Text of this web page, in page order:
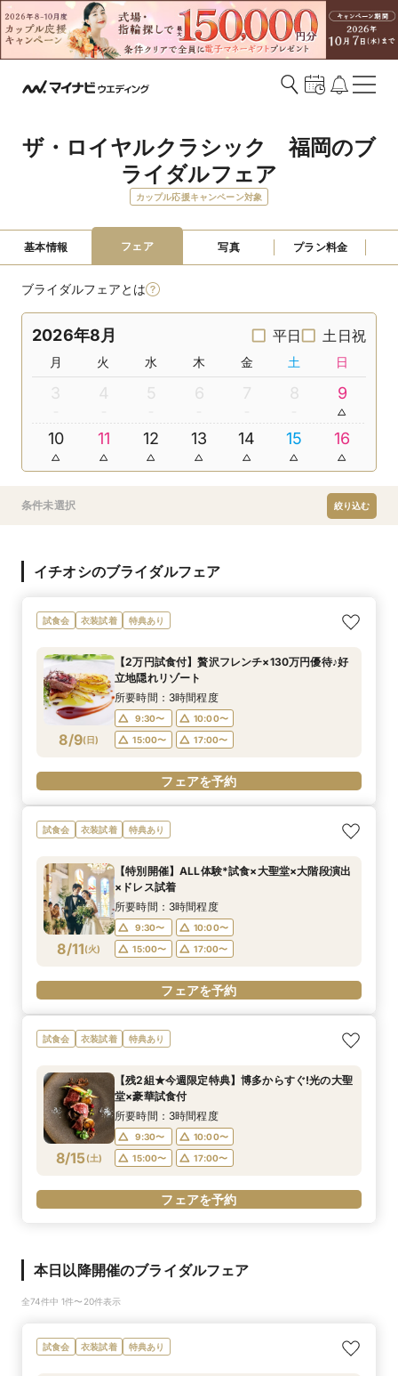
ザ・ロイヤルクラシック　福岡のブ
ライダルフェア
カップル応援キャンペーン対象
基本情報 フェア 写真 プラン料金
ブライダルフェアとは
2026年8月 平日 土日祝
月 火 水 木 金 土 日
3 4 5 6 7 8 9
10 11 12 13 14 15 16
条件未選択 絞り込む
イチオシのブライダルフェア
試食会 衣装試着 特典あり
8/9(日)
【2万円試食付】贅沢フレンチ×130万円優待♪好
立地隠れリゾート
所要時間：3時間程度
9:30〜
10:00〜
15:00〜
17:00〜
フェアを予約
試食会 衣装試着 特典あり
8/11(火)
【特別開催】ALL体験*試食×大聖堂×大階段演出
×ドレス試着
所要時間：3時間程度
9:30〜
10:00〜
15:00〜
17:00〜
フェアを予約
試食会 衣装試着 特典あり
8/15(土)
【残2組★今週限定特典】博多からすぐ!光の大聖
堂×豪華試食付
所要時間：3時間程度
9:30〜
10:00〜
15:00〜
17:00〜
フェアを予約
本日以降開催のブライダルフェア
全74件中 1件〜20件表示
試食会 衣装試着 特典あり